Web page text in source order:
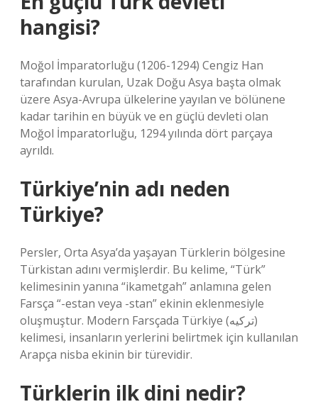
hangisi?
Moğol İmparatorluğu (1206-1294) Cengiz Han
tarafından kurulan, Uzak Doğu Asya başta olmak
üzere Asya-Avrupa ülkelerine yayılan ve bölünene
kadar tarihin en büyük ve en güçlü devleti olan
Moğol İmparatorluğu, 1294 yılında dört parçaya
ayrıldı.
Türkiye’nin adı neden
Türkiye?
Persler, Orta Asya’da yaşayan Türklerin bölgesine
Türkistan adını vermişlerdir. Bu kelime, “Türk”
kelimesinin yanına “ikametgah” anlamına gelen
Farsça “-estan veya -stan” ekinin eklenmesiyle
oluşmuştur. Modern Farsçada Türkiye (ترکیه)
kelimesi, insanların yerlerini belirtmek için kullanılan
Arapça nisba ekinin bir türevidir.
Türklerin ilk dini nedir?